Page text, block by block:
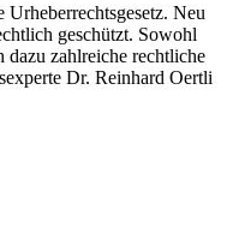
Neu
geschützt. Sowohl
zahlreiche rechtliche
Dr. Reinhard Oertli